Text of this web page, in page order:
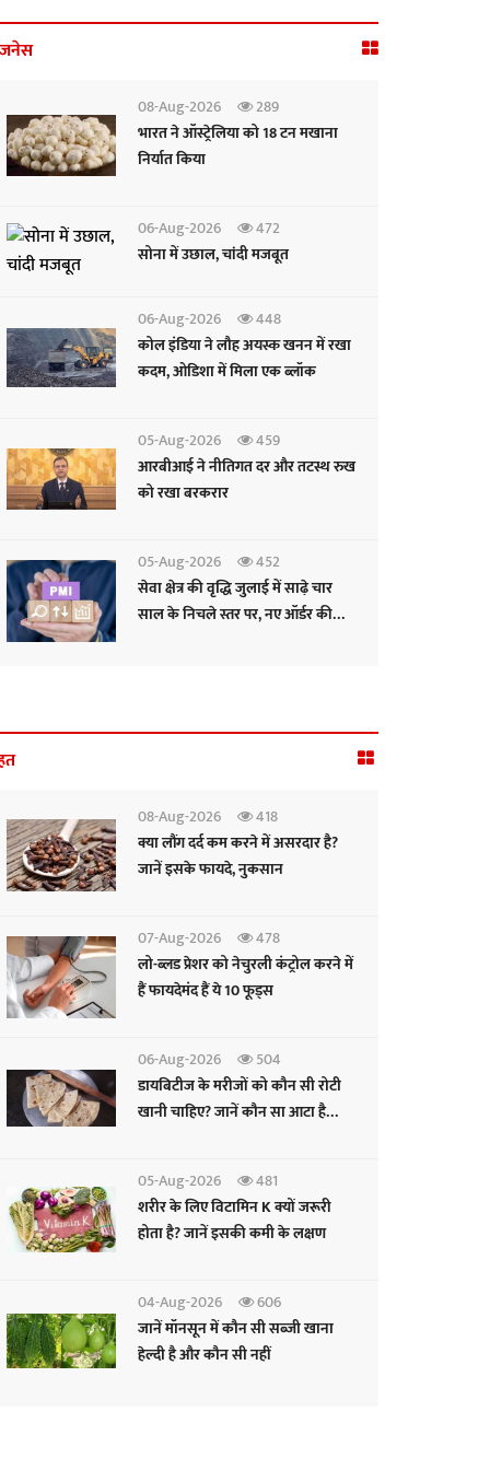
08-Aug-2026
289
भारत ने ऑस्ट्रेलिया को 18 टन मखाना
निर्यात किया
06-Aug-2026
472
सोना में उछाल, चांदी मजबूत
06-Aug-2026
448
कोल इंडिया ने लौह अयस्क खनन में रखा
कदम, ओडिशा में मिला एक ब्लॉक
05-Aug-2026
459
आरबीआई ने नीतिगत दर और तटस्थ रुख
को रखा बरकरार
05-Aug-2026
452
सेवा क्षेत्र की वृद्धि जुलाई में साढ़े चार
साल के निचले स्तर पर, नए ऑर्डर की
08-Aug-2026
418
क्या लौंग दर्द कम करने में असरदार है?
जानें इसके फायदे, नुकसान
07-Aug-2026
478
लो-ब्लड प्रेशर को नेचुरली कंट्रोल करने में
हैं फायदेमंद हैं ये 10 फूड्स
06-Aug-2026
504
डायबिटीज के मरीजों को कौन सी रोटी
खानी चाहिए? जानें कौन सा आटा है
05-Aug-2026
481
शरीर के लिए विटामिन K क्यों जरूरी
होता है? जानें इसकी कमी के लक्षण
04-Aug-2026
606
जानें मॉनसून में कौन सी सब्जी खाना
हेल्दी है और कौन सी नहीं